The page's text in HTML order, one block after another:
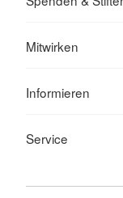
Mitwirken
Informieren
Service